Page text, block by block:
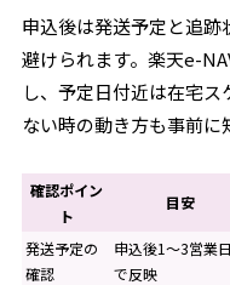
申込後は発送予定と追
避けられます。楽天e-
し、予定日付近は在宅
ない時の動き方も事前に
確認ポイン
ト
目安
発送予定の
確認
申込後1～3営業日
で反映